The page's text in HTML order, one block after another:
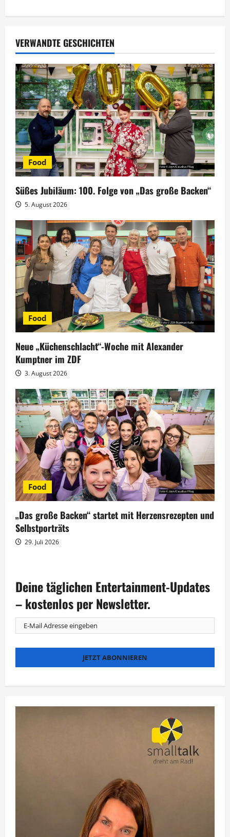
r
a
g
s
n
a
v
i
g
a
t
i
o
n
VERWANDTE GESCHICHTEN
Food
Süßes Jubiläum: 100. Folge von „Das große Backen“
5. August 2026
Food
Neue „Küchenschlacht“-Woche mit Alexander
Kumptner im ZDF
3. August 2026
Food
„Das große Backen“ startet mit Herzensrezepten und
Selbstporträts
29. Juli 2026
Deine täglichen Entertainment-Updates
– kostenlos per Newsletter.